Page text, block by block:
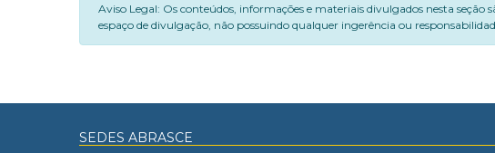
Aviso Legal: Os conteúdos, informações e materiais divulgados nesta
espaço de divulgação, não possuindo qualquer ingerência ou
SEDES ABRASCE